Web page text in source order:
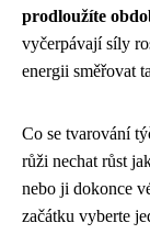
prodloužíte
vyčerpávají síly
energii směřovat
Co se tvarování
růži nechat růst
nebo ji dokonce
začátku vyberte